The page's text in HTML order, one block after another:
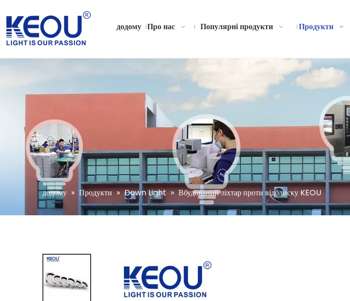
додому Про нас Популярні продукти Продукти
додому » Продукти » Down Light » Вбудований ліхтар проти відблиску KEOU